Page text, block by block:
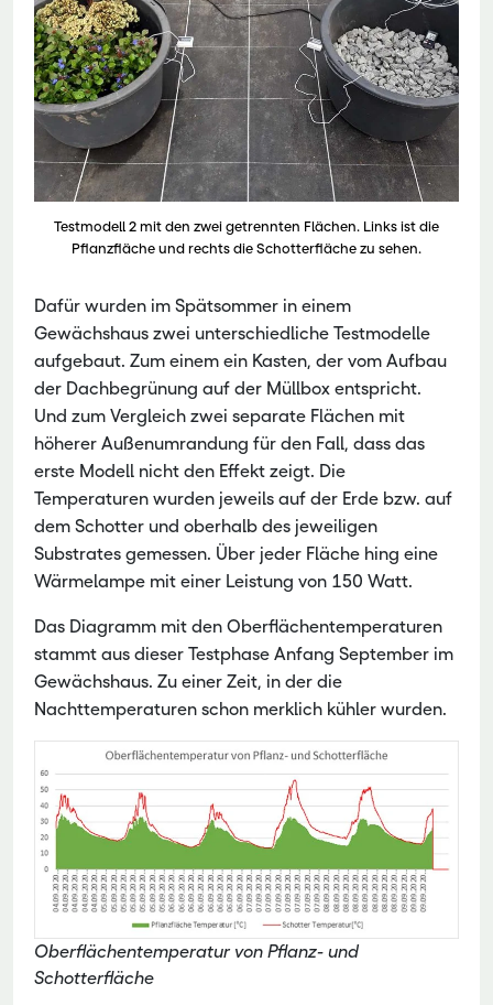
Testmodell 2 mit den zwei getrennten Flächen. Links ist die
Pflanzfläche und rechts die Schotterfläche zu sehen.
Dafür wurden im Spätsommer in einem
Gewächshaus zwei unterschiedliche Testmodelle
aufgebaut. Zum einem ein Kasten, der vom Aufbau
der Dachbegrünung auf der Müllbox entspricht.
Und zum Vergleich zwei separate Flächen mit
höherer Außenumrandung für den Fall, dass das
erste Modell nicht den Effekt zeigt. Die
Temperaturen wurden jeweils auf der Erde bzw. auf
dem Schotter und oberhalb des jeweiligen
Substrates gemessen. Über jeder Fläche hing eine
Wärmelampe mit einer Leistung von 150 Watt.
Das Diagramm mit den Oberflächentemperaturen
stammt aus dieser Testphase Anfang September im
Gewächshaus. Zu einer Zeit, in der die
Nachttemperaturen schon merklich kühler wurden.
Oberflächentemperatur von Pflanz- und
Schotterfläche